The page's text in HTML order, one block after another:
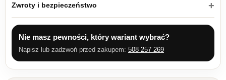
Zwroty i bezpieczeństwo
Nie masz pewności, który wariant wybrać?
Napisz lub zadzwoń przed zakupem: 508 257 269